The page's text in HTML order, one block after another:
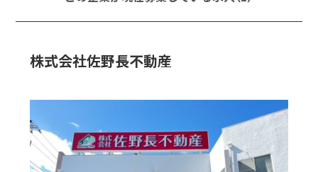
株式会社佐野長不動産